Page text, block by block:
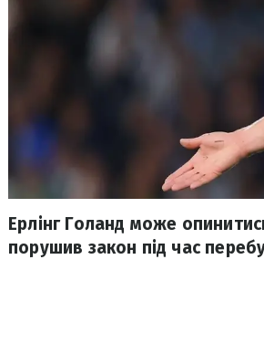
Ерлінг Голанд може
порушив закон під час